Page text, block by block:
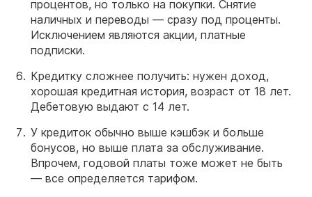
процентов, но только на покупки. Снятие
наличных и переводы — сразу под проценты.
Исключением являются акции, платные
подписки.
Кредитку сложнее получить: нужен доход,
хорошая кредитная история, возраст от 18 лет.
Дебетовую выдают с 14 лет.
У кредиток обычно выше кэшбэк и больше
бонусов, но выше плата за обслуживание.
Впрочем, годовой платы тоже может не быть
— все определяется тарифом.